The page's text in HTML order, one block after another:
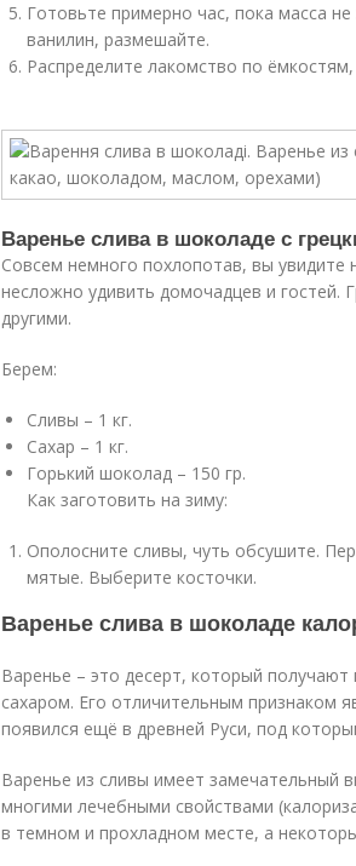
Готовьте примерно час, пока масса
ванилин, размешайте.
Распределите лакомство по
Варенье слива в шоколаде с
Совсем немного похлопотав, вы увидите
несложно удивить домочадцев и гостей.
другими.
Берем:
Сливы – 1 кг.
Сахар – 1 кг.
Горький шоколад – 150 гр.
Как заготовить на зиму:
Ополосните сливы, чуть обсушите.
мятые. Выберите косточки.
Варенье слива в шоколаде
Варенье – это десерт, который
сахаром. Его отличительным признаком
появился ещё в древней Руси, под
Варенье из сливы имеет замечательный
многими лечебными свойствами
в темном и прохладном месте, а